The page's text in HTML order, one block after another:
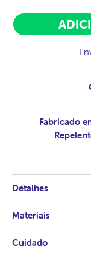
Fabricado
Detalhes
Materiais
Cuidado